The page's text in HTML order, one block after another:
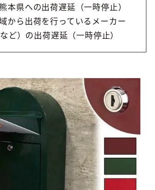
本県への出荷遅延（一時停止）
から出荷を行っているメーカー
など）の出荷遅延（一時停止）